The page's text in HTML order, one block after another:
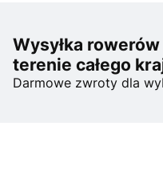
Wysyłka
terenie całego
Darmowe zwroty dla